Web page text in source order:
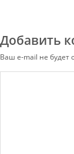
Добавить
Ваш e-mail не будет